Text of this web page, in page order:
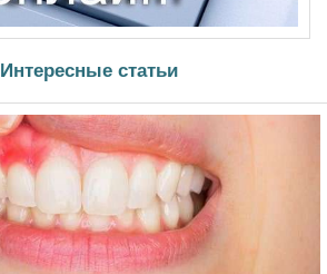
Интересные статьи